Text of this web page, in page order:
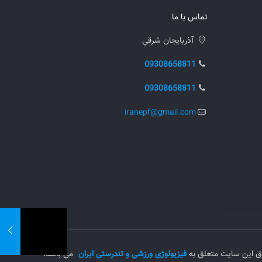
تماس با ما
آذربايجان شرقي
09308658811
09308658811
iranepf@gmail.com
این سایت متعلق بهفیزیولوژی ورزشی و تندرستی ایران می باشد.